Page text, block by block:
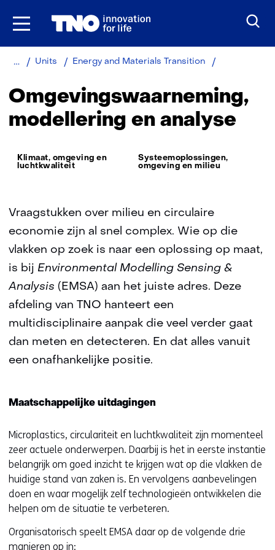
Ga
Home
Over
Units Energy and Materials Transition
en
analyse
Omgevingswaarneming,
modellering en analyse
Thema:
Klimaat, omgeving en
luchtkwaliteit
Systeemoplossingen,
omgeving en milieu
Vraagstukken over milieu en circulaire
economie zijn al snel complex. Wie op die
vlakken op zoek is naar een oplossing op maat,
is bij Environmental Modelling Sensing &
Analysis (EMSA) aan het juiste adres. Deze
afdeling van TNO hanteert een
multidisciplinaire aanpak die veel verder gaat
dan meten en detecteren. En dat alles vanuit
een onafhankelijke positie.
Maatschappelijke uitdagingen
Microplastics, circulariteit en luchtkwaliteit zijn momenteel
zeer actuele onderwerpen. Daarbij is het in eerste instantie
belangrijk om goed inzicht te krijgen wat op die vlakken de
huidige stand van zaken is. En vervolgens aanbevelingen
doen en waar mogelijk zelf technologieën ontwikkelen die
helpen om de situatie te verbeteren.
Organisatorisch speelt EMSA daar op de volgende drie
manieren op in: